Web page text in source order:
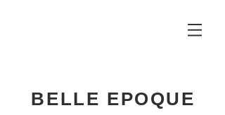
BELLE EPOQUE